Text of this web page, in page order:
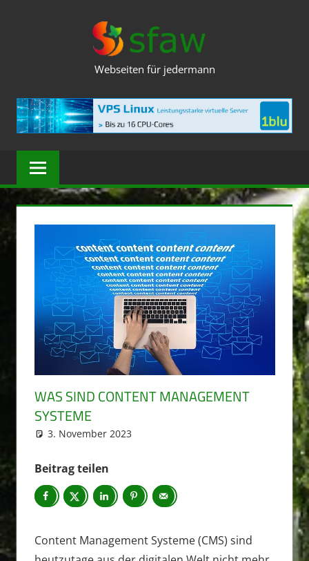
Webseiten für jedermann
WAS SIND CONTENT MANAGEMENT
SYSTEME
3. November 2023
Beitrag teilen
Content Management Systeme (CMS) sind